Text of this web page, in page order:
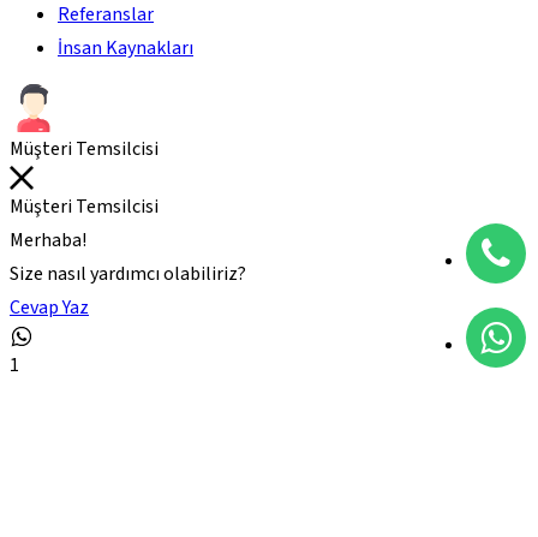
Referanslar
İnsan Kaynakları
Müşteri Temsilcisi
Müşteri Temsilcisi
Merhaba!
Size nasıl yardımcı olabiliriz?
Cevap Yaz
1